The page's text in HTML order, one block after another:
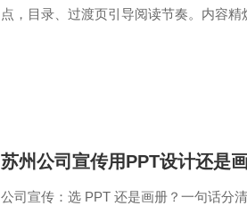
点，目录、过渡页引导阅读节奏。内容
苏州公司宣传用PPT设计还是
公司宣传：选 PPT 还是画册？一句话分